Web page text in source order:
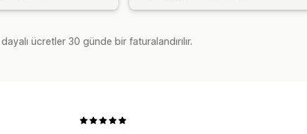
ücretler 30 günde bir faturalandırılır.